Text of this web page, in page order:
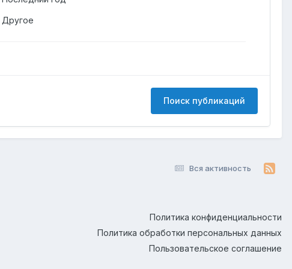
Другое
Поиск публикаций
Вся активность
Политика конфиденциальности
Политика обработки персональных данных
Пользовательское соглашение